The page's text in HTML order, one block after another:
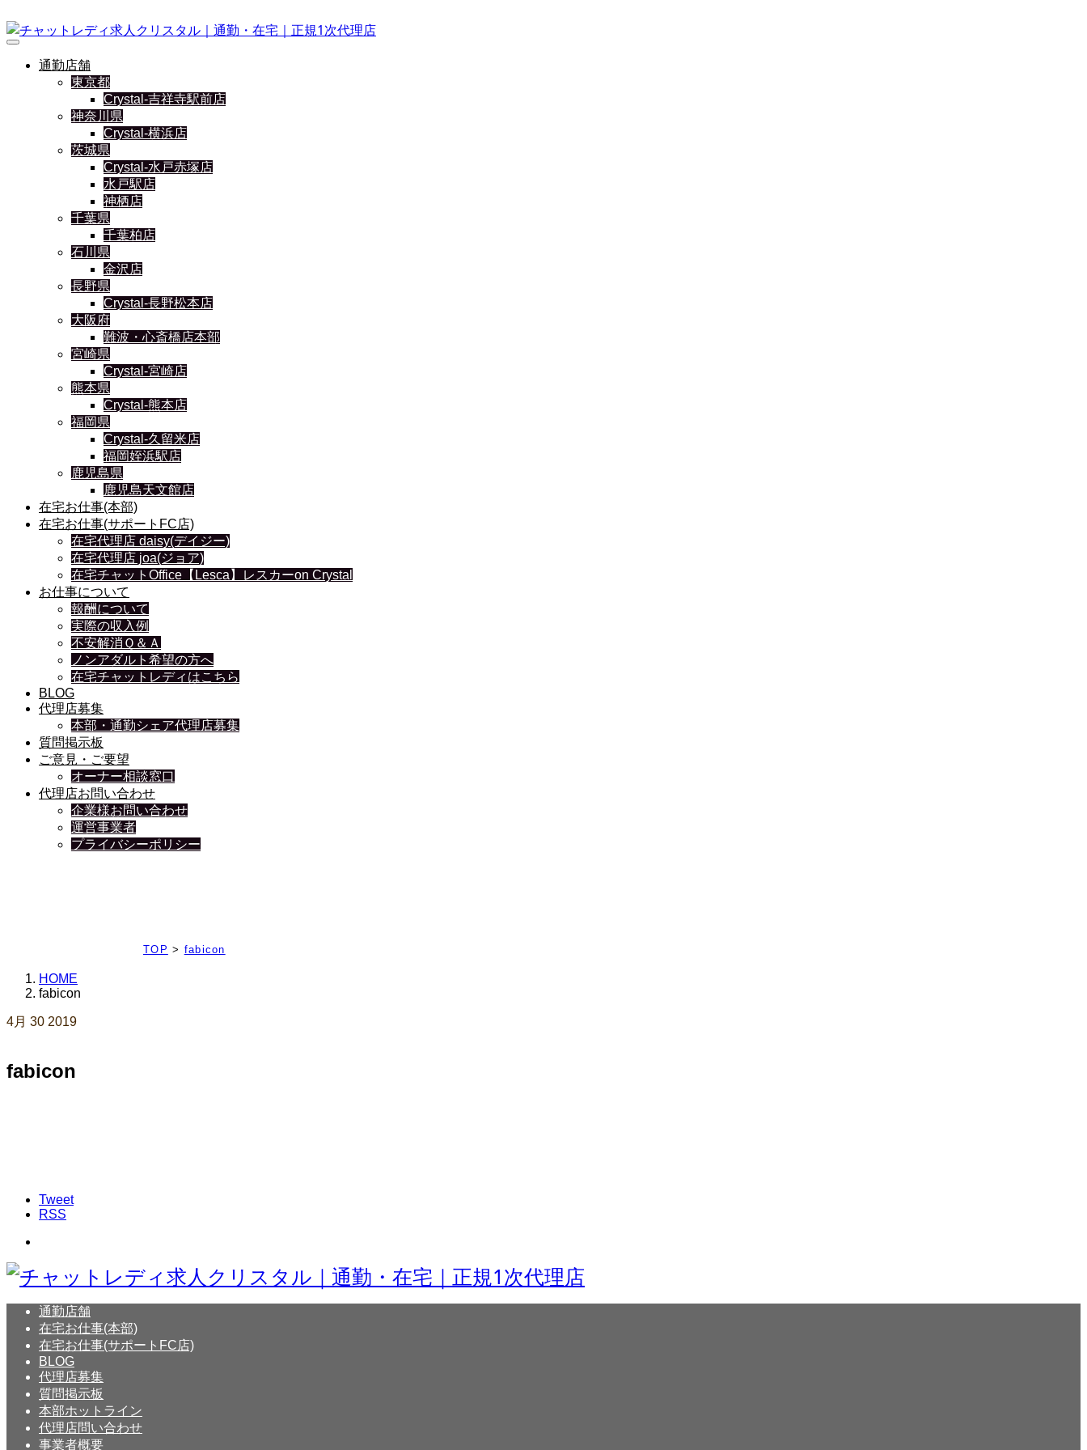
通勤店舗
東京都
Crystal-吉祥寺駅前店
神奈川県
Crystal-横浜店
茨城県
Crystal-水戸赤塚店
水戸駅店
神栖店
千葉県
千葉柏店
石川県
金沢店
長野県
Crystal-長野松本店
大阪府
難波・心斎橋店本部
宮崎県
Crystal-宮崎店
熊本県
Crystal-熊本店
福岡県
Crystal-久留米店
福岡姪浜駅店
鹿児島県
鹿児島天文館店
在宅お仕事(本部)
在宅お仕事(サポートFC店)
在宅代理店 daisy(デイジー)
在宅代理店 joa(ジョア)
在宅チャットOffice【Lesca】レスカーon Crystal
お仕事について
報酬について
実際の収入例
不安解消Ｑ＆Ａ
ノンアダルト希望の方へ
在宅チャットレディはこちら
BLOG
代理店募集
本部・通勤シェア代理店募集
質問掲示板
ご意見・ご要望
オーナー相談窓口
代理店お問い合わせ
企業様お問い合わせ
運営事業者
プライバシーポリシー
TOP > fabicon
HOME
fabicon
4月 30 2019
fabicon
Tweet
RSS
通勤店舗
在宅お仕事(本部)
在宅お仕事(サポートFC店)
BLOG
代理店募集
質問掲示板
本部ホットライン
代理店問い合わせ
事業者概要